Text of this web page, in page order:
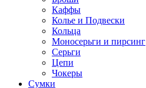
Каффы
Колье и Подвески
Кольца
Моносерьги и пирсинг
Серьги
Цепи
Чокеры
Сумки